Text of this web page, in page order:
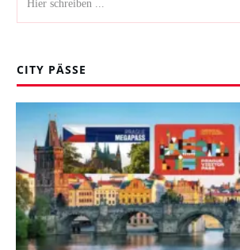
CITY PÄSSE